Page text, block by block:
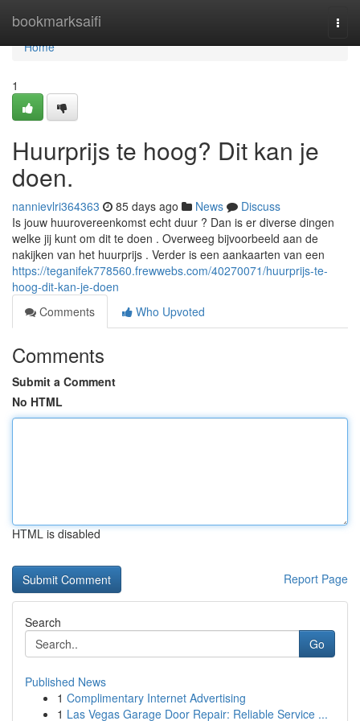
bookmarksaifi
Home
Home
1
Huurprijs te hoog? Dit kan je
doen.
nannievlri364363 85 days ago News
Discuss
Is jouw huurovereenkomst echt duur ? Dan is er diverse dingen
welke jij kunt om dit te doen . Overweeg bijvoorbeeld aan de
nakijken van het huurprijs . Verder is een aankaarten van een
https://teganifek778560.frewwebs.com/40270071/huurprijs-te-
hoog-dit-kan-je-doen
Comments
Who Upvoted
Comments
Submit a Comment
No HTML
HTML is disabled
Report Page
Search
Go
Published News
1 Complimentary Internet Advertising
1 Las Vegas Garage Door Repair: Reliable Service ...